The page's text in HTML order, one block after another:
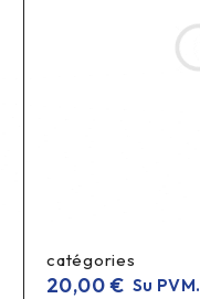
catégories
20,00€ Su PVM.